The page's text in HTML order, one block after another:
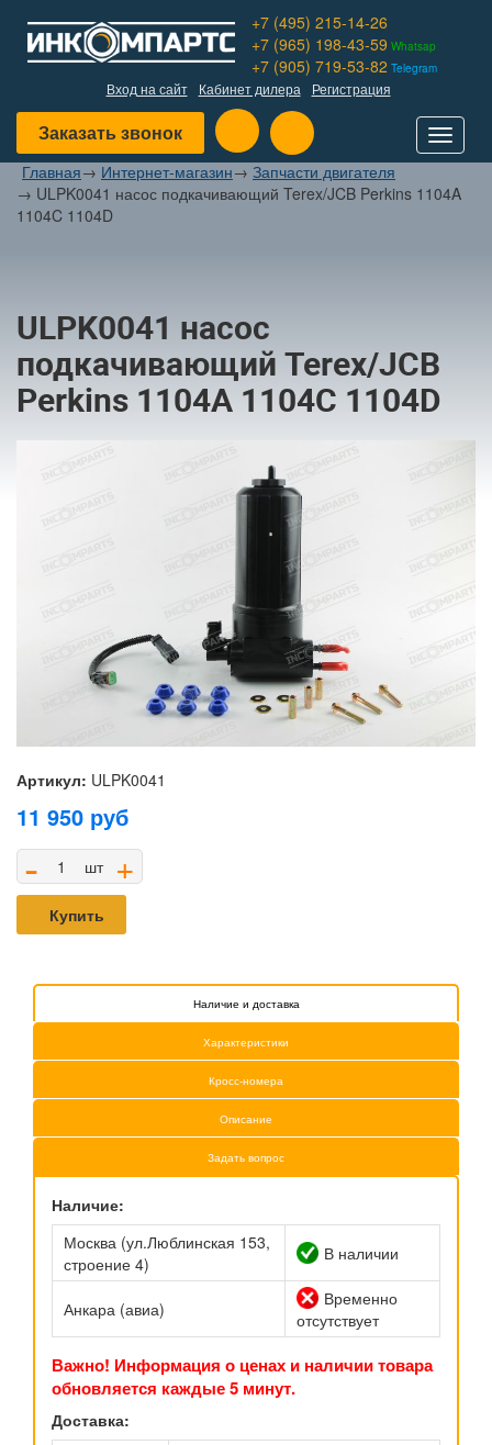
+7 (495) 215-14-26
+7 (965) 198-43-59 Whatsap
+7 (905) 719-53-82 Telegram
Вход на сайт Кабинет дилера Регистрация
Заказать звонок
Toggle
Главная→ Интернет-магазин→ Запчасти двигателя
→ ULPK0041 насос подкачивающий Terex/JCB Perkins 1104A
1104C 1104D
ULPK0041 насос
подкачивающий Terex/JCB
Perkins 1104A 1104C 1104D
Артикул: ULPK0041
11 950 руб
- шт +
Купить
Наличие и доставка
Характеристики
Кросс-номера
Описание
Задать вопрос
Наличие:
Москва (ул.Люблинская 153,
строение 4)
В наличии
Анкара (авиа)
Временно
отсутствует
Важно! Информация о ценах и наличии товара
обновляется каждые 5 минут.
Доставка: